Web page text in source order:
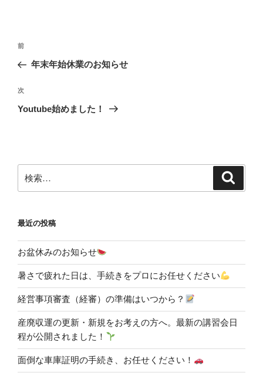
投
ナ
ビ
ゲ
ン
前
の
稿
前
年末年始休業のお知らせ
次
の
次
Youtube始めました！
索:
最近の投稿
お盆休みのお知らせ
暑さで疲れた日は、手続きをプロにお任せください
経営事項審査（経審）の準備はいつから？
産廃収運の更新・新規をお考えの方へ。最新の講習会日
程が公開されました！
面倒な車庫証明の手続き、お任せください！